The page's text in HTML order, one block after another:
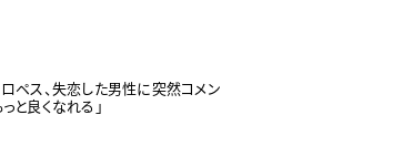
ロペス、失恋した男性に突然コメン
と良くなれる」